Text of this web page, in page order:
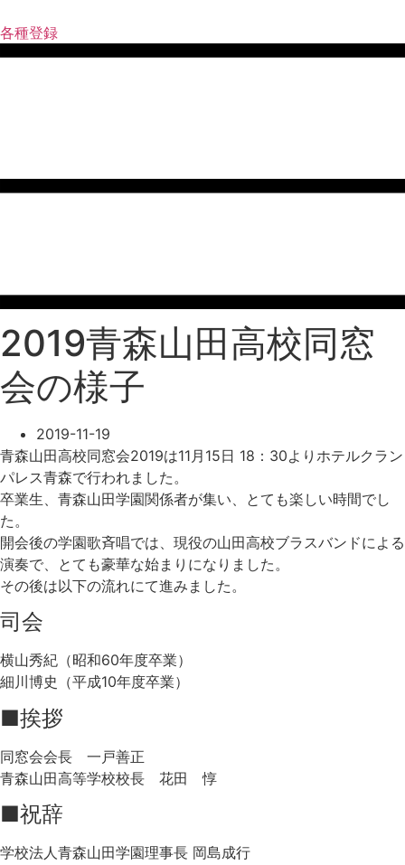
ン
テ
ッ
各種登録
2019青森山田高校同窓
会の様子
2019-11-19
青森山田高校同窓会2019は11月15日 18：30よりホテルクラン
パレス青森で行われました。
卒業生、青森山田学園関係者が集い、とても楽しい時間でし
た。
開会後の学園歌斉唱では、現役の山田高校ブラスバンドによる
演奏で、とても豪華な始まりになりました。
その後は以下の流れにて進みました。
司会
横山秀紀（昭和60年度卒業）
細川博史（平成10年度卒業）
■挨拶
同窓会会長 一戸善正
青森山田高等学校校長 花田 惇
■祝辞
学校法人青森山田学園理事長 岡島成行